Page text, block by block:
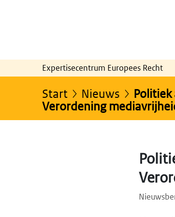
Expertisecentrum Europees Recht
Start Nieuws
Verordening